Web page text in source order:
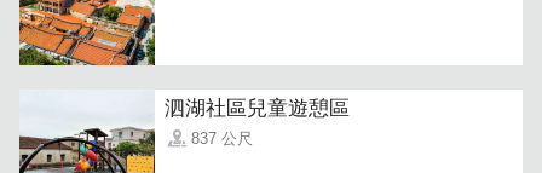
泗湖社區兒童遊憩區
837 公尺